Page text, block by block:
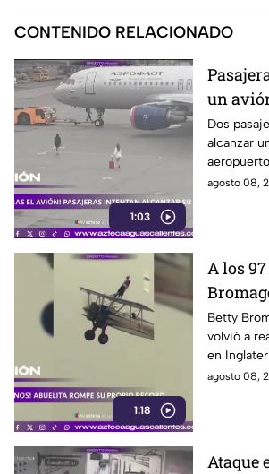
CONTENIDO RELACIONADO
1:03
un
llegar
Dos
alcanzar
Moscú
agosto 08,
1:18
A los
propio
en las
Betty
volvió a
en
propio
agosto 08,
Ataque